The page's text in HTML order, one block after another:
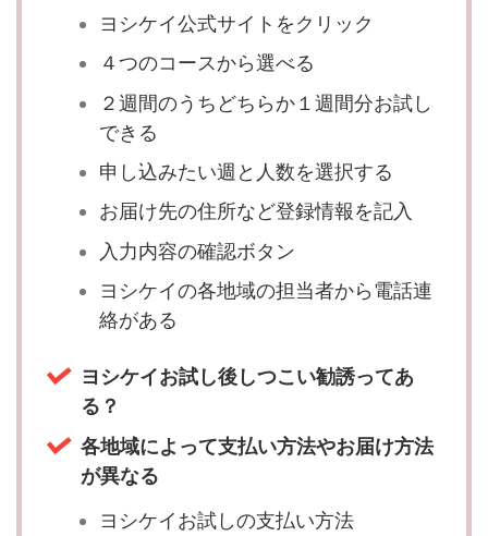
ヨシケイ公式サイトをクリック
４つのコースから選べる
２週間のうちどちらか１週間分お試し
できる
申し込みたい週と人数を選択する
お届け先の住所など登録情報を記入
入力内容の確認ボタン
ヨシケイの各地域の担当者から電話連
絡がある
ヨシケイお試し後しつこい勧誘ってあ
る？
各地域によって支払い方法やお届け方法
が異なる
ヨシケイお試しの支払い方法